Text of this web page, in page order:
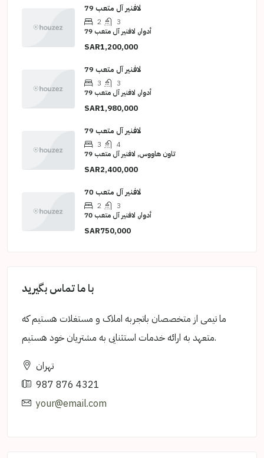
لافنير آل متعب 79
2
3
أدوار, لافنير آل متعب 79
SAR1,200,000
لافنير آل متعب 79
3
3
أدوار, لافنير آل متعب 79
SAR1,980,000
لافنير آل متعب 79
3
4
تاون هاووس, لافنير آل متعب 79
SAR2,400,000
لافنير آل متعب 70
2
3
أدوار, لافنير آل متعب 70
SAR750,000
با ما تماس بگیرید
ما تیمی از متخصصان باتجربه املاک و مستغلات هستیم که
متعهد به ارائه خدمات استثنایی به مشتریان خود هستیم.
تهران
987 876 4321
your@email.com